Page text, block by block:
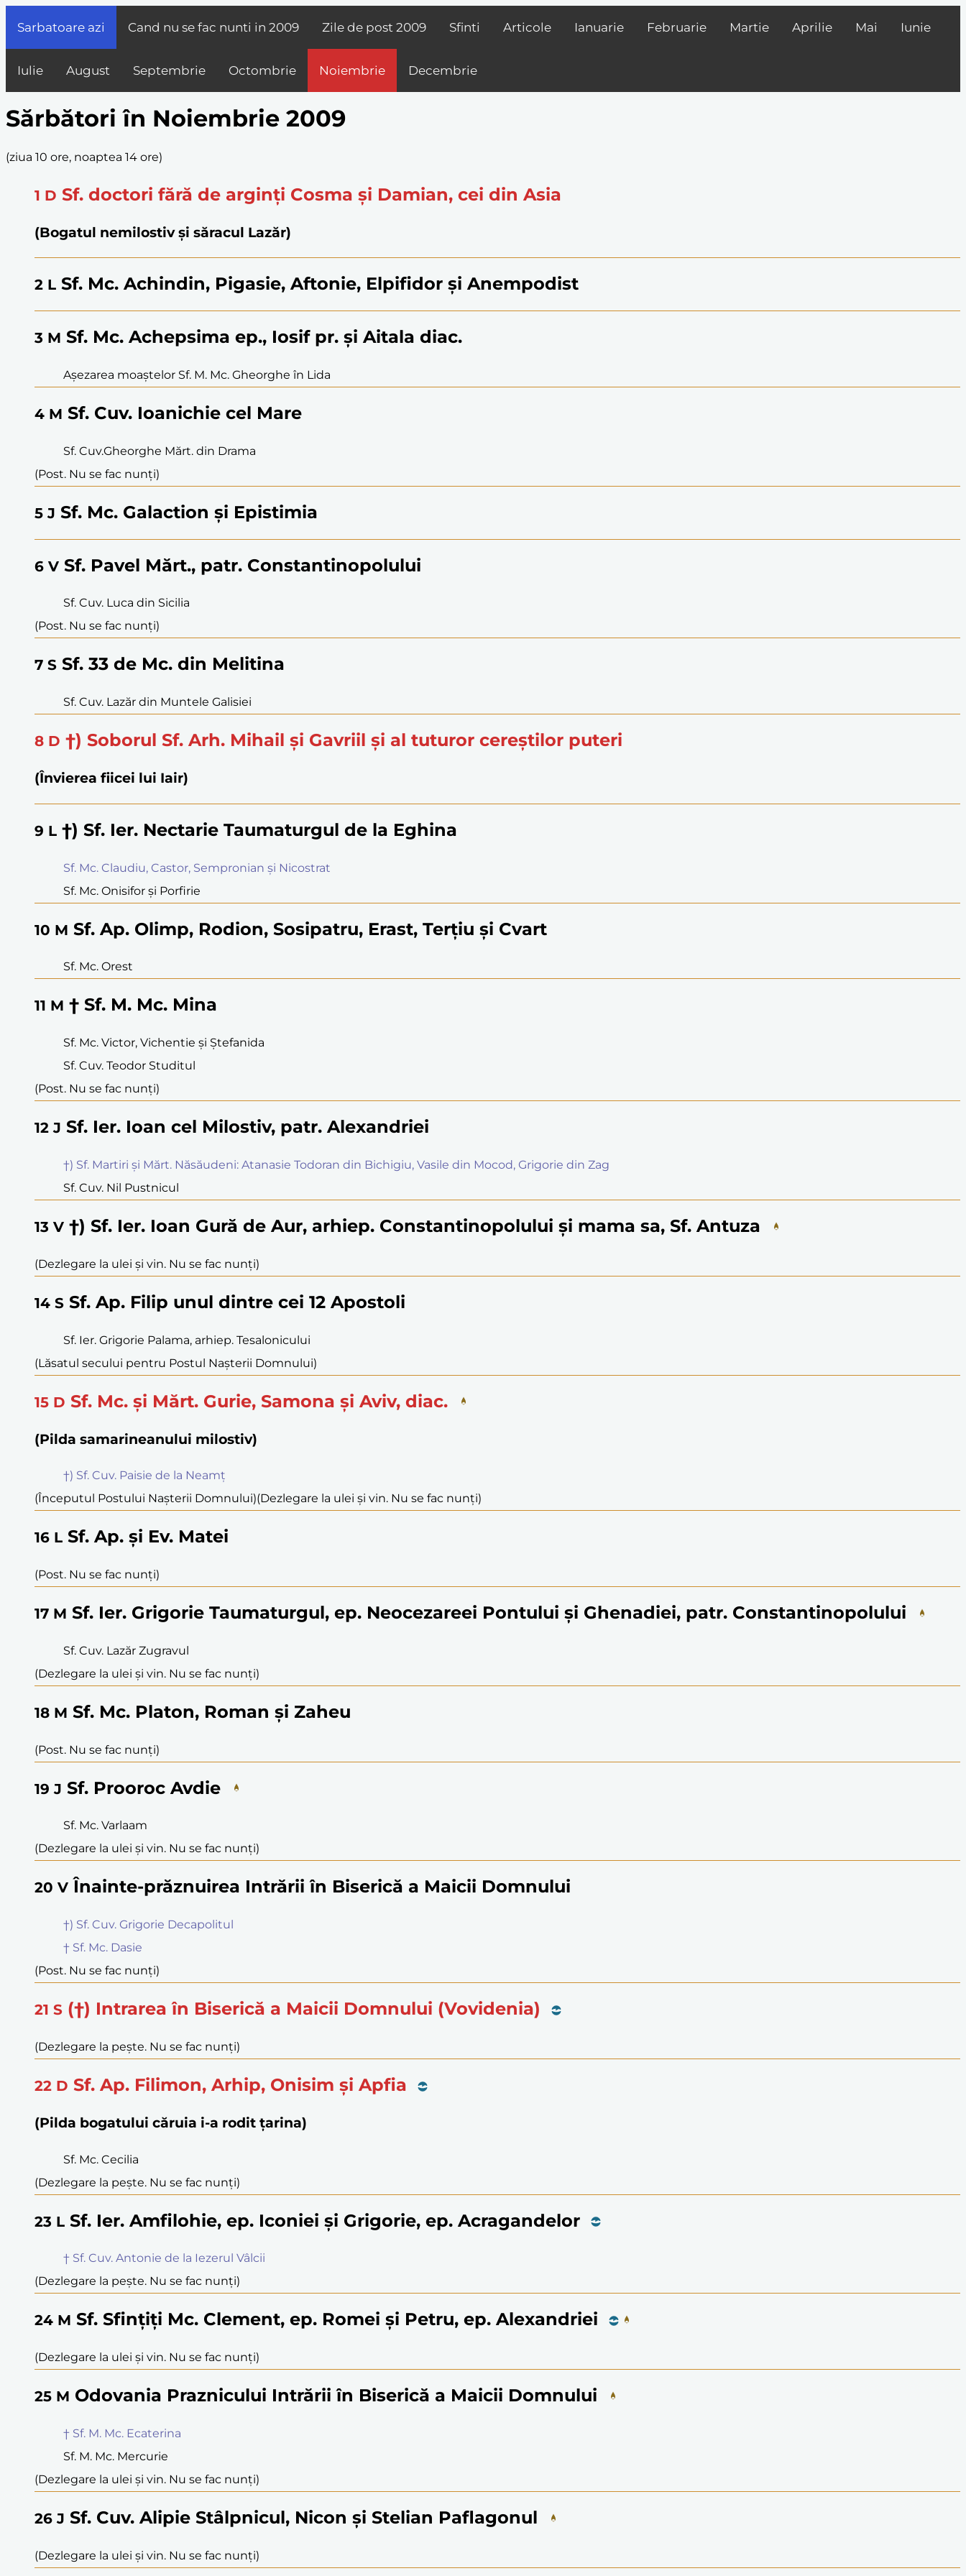
Sarbatoare azi Cand nu se fac nunti in 2009 Zile de post 2009 Sfinti Articole Ianuarie Februarie Martie Aprilie Mai Iunie
Iulie August Septembrie Octombrie Noiembrie Decembrie
Sărbători în Noiembrie 2009
(ziua 10 ore, noaptea 14 ore)
1 D Sf. doctori fără de arginți Cosma și Damian, cei din Asia
(Bogatul nemilostiv și săracul Lazăr)
2 L Sf. Mc. Achindin, Pigasie, Aftonie, Elpifidor și Anempodist
3 M Sf. Mc. Achepsima ep., Iosif pr. și Aitala diac.
Așezarea moaștelor Sf. M. Mc. Gheorghe în Lida
4 M Sf. Cuv. Ioanichie cel Mare
Sf. Cuv.Gheorghe Mărt. din Drama
(Post. Nu se fac nunți)
5 J Sf. Mc. Galaction și Epistimia
6 V Sf. Pavel Mărt., patr. Constantinopolului
Sf. Cuv. Luca din Sicilia
(Post. Nu se fac nunți)
7 S Sf. 33 de Mc. din Melitina
Sf. Cuv. Lazăr din Muntele Galisiei
8 D †) Soborul Sf. Arh. Mihail și Gavriil și al tuturor cereștilor puteri
(Învierea fiicei lui Iair)
9 L †) Sf. Ier. Nectarie Taumaturgul de la Eghina
Sf. Mc. Claudiu, Castor, Sempronian și Nicostrat
Sf. Mc. Onisifor și Porfirie
10 M Sf. Ap. Olimp, Rodion, Sosipatru, Erast, Terțiu și Cvart
Sf. Mc. Orest
11 M † Sf. M. Mc. Mina
Sf. Mc. Victor, Vichentie și Ștefanida
Sf. Cuv. Teodor Studitul
(Post. Nu se fac nunți)
12 J Sf. Ier. Ioan cel Milostiv, patr. Alexandriei
†) Sf. Martiri și Mărt. Năsăudeni: Atanasie Todoran din Bichigiu, Vasile din Mocod, Grigorie din Zag
Sf. Cuv. Nil Pustnicul
13 V †) Sf. Ier. Ioan Gură de Aur, arhiep. Constantinopolului și mama sa, Sf. Antuza
(Dezlegare la ulei și vin. Nu se fac nunți)
14 S Sf. Ap. Filip unul dintre cei 12 Apostoli
Sf. Ier. Grigorie Palama, arhiep. Tesalonicului
(Lăsatul secului pentru Postul Nașterii Domnului)
15 D Sf. Mc. și Mărt. Gurie, Samona și Aviv, diac.
(Pilda samarineanului milostiv)
†) Sf. Cuv. Paisie de la Neamț
(Începutul Postului Nașterii Domnului)(Dezlegare la ulei și vin. Nu se fac nunți)
16 L Sf. Ap. și Ev. Matei
(Post. Nu se fac nunți)
17 M Sf. Ier. Grigorie Taumaturgul, ep. Neocezareei Pontului și Ghenadiei, patr. Constantinopolului
Sf. Cuv. Lazăr Zugravul
(Dezlegare la ulei și vin. Nu se fac nunți)
18 M Sf. Mc. Platon, Roman și Zaheu
(Post. Nu se fac nunți)
19 J Sf. Prooroc Avdie
Sf. Mc. Varlaam
(Dezlegare la ulei și vin. Nu se fac nunți)
20 V Înainte-prăznuirea Intrării în Biserică a Maicii Domnului
†) Sf. Cuv. Grigorie Decapolitul
† Sf. Mc. Dasie
(Post. Nu se fac nunți)
21 S (†) Intrarea în Biserică a Maicii Domnului (Vovidenia)
(Dezlegare la pește. Nu se fac nunți)
22 D Sf. Ap. Filimon, Arhip, Onisim și Apfia
(Pilda bogatului căruia i-a rodit țarina)
Sf. Mc. Cecilia
(Dezlegare la pește. Nu se fac nunți)
23 L Sf. Ier. Amfilohie, ep. Iconiei și Grigorie, ep. Acragandelor
† Sf. Cuv. Antonie de la Iezerul Vâlcii
(Dezlegare la pește. Nu se fac nunți)
24 M Sf. Sfințiți Mc. Clement, ep. Romei și Petru, ep. Alexandriei
(Dezlegare la ulei și vin. Nu se fac nunți)
25 M Odovania Praznicului Intrării în Biserică a Maicii Domnului
† Sf. M. Mc. Ecaterina
Sf. M. Mc. Mercurie
(Dezlegare la ulei și vin. Nu se fac nunți)
26 J Sf. Cuv. Alipie Stâlpnicul, Nicon și Stelian Paflagonul
(Dezlegare la ulei și vin. Nu se fac nunți)